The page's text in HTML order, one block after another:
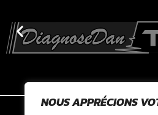
NOUS APPRÉCIONS